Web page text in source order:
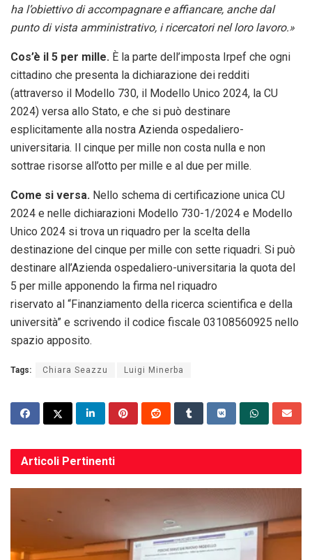
ha l’obiettivo di accompagnare e affiancare, anche dal
punto di vista amministrativo, i ricercatori nel loro lavoro.»
Cos’è il 5 per mille. È la parte dell’imposta Irpef che ogni
cittadino che presenta la dichiarazione dei redditi
(attraverso il Modello 730, il Modello Unico 2024, la CU
2024) versa allo Stato, e che si può destinare
esplicitamente alla nostra Azienda ospedaliero-
universitaria. Il cinque per mille non costa nulla e non
sottrae risorse all’otto per mille e al due per mille.
Come si versa. Nello schema di certificazione unica CU
2024 e nelle dichiarazioni Modello 730-1/2024 e Modello
Unico 2024 si trova un riquadro per la scelta della
destinazione del cinque per mille con sette riquadri. Si può
destinare all’Azienda ospedaliero-universitaria la quota del
5 per mille apponendo la firma nel riquadro
riservato al “Finanziamento della ricerca scientifica e della
università” e scrivendo il codice fiscale 03108560925 nello
spazio apposito.
Tags: Chiara Seazzu Luigi Minerba
Articoli Pertinenti